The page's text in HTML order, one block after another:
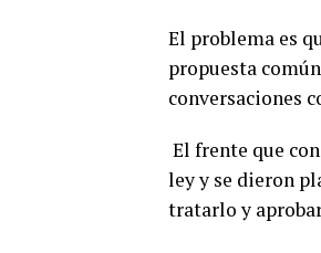
El problema es
propuesta
conversaciones
El frente que
ley y se dieron
tratarlo y